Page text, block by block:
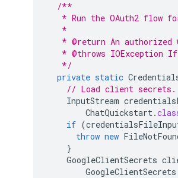
/**
* Run the OAuth2 flow
   *
* @return An authorized
* @throws IOException
   */
private static
// Load client secrets.
InputStream
ChatQuickstart.
if (
throw new
}
GoogleClientSecrets
GoogleClientSecrets